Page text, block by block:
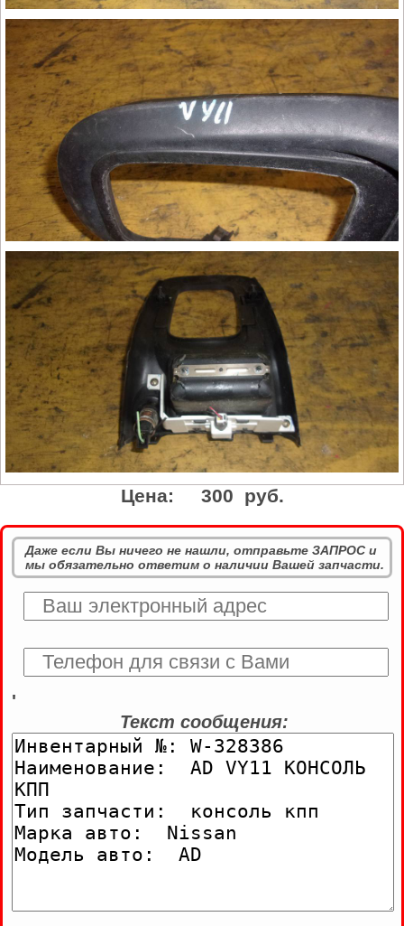
Цена: 300 руб.
Даже если Вы ничего не нашли, отправьте ЗАПРОС и
мы обязательно ответим о наличии Вашей запчасти.
'
Текст сообщения: